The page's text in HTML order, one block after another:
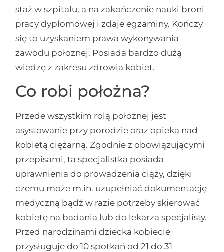
staż w szpitalu, a na zakończenie nauki broni
pracy dyplomowej i zdaje egzaminy. Kończy
się to uzyskaniem prawa wykonywania
zawodu położnej. Posiada bardzo dużą
wiedzę z zakresu zdrowia kobiet.
Co robi położna?
Przede wszystkim rolą położnej jest
asystowanie przy porodzie oraz opieka nad
kobietą ciężarną. Zgodnie z obowiązującymi
przepisami, ta specjalistka posiada
uprawnienia do prowadzenia ciąży, dzięki
czemu może m.in. uzupełniać dokumentację
medyczną bądź w razie potrzeby skierować
kobietę na badania lub do lekarza specjalisty.
Przed narodzinami dziecka kobiecie
przysługuje do 10 spotkań od 21 do 31